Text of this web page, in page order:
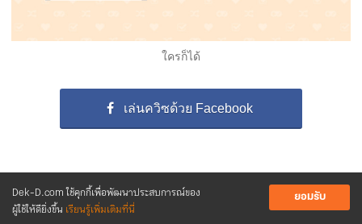
Dek-D.com ใช้คุกกี้เพื่อพัฒนาประสบการณ์ของ
ผู้ใช้ให้ดียิ่งขึ้น เรียนรู้เพิ่มเติมที่นี่
ยอมรับ
ใครก็ได้
เล่นควิซด้วย Facebook